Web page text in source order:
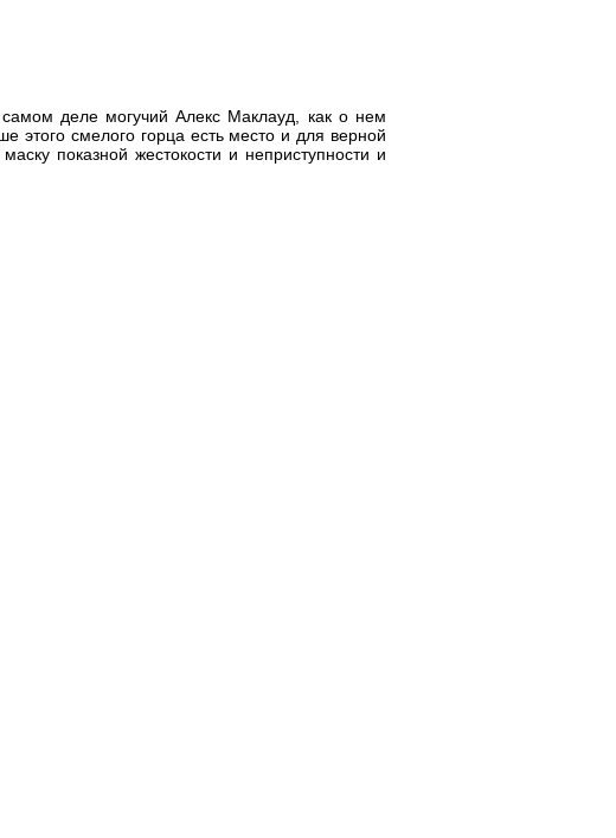
деле могучий Алекс Маклауд, как о нем
этого смелого горца есть место и для верной
показной жестокости и неприступности и